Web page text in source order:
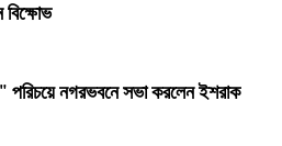
বিক্ষোভ
পরিচয়ে নগরভবনে সভা করলেন ইশরাক